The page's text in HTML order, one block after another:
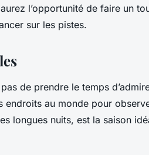
l’opportunité de faire un
sur les pistes.
de prendre le temps
endroits au monde pour
longues nuits, est la saison